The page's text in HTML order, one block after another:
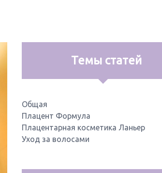
Темы статей
Общая
Плацент Формула
Плацентарная косметика Ланьер
Уход за волосами